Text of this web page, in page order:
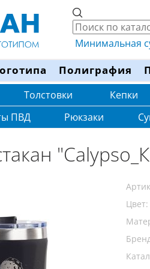
Минимальная
Полиграфия
Толстовки Кепки
ПВД Рюкзаки
Цвет: